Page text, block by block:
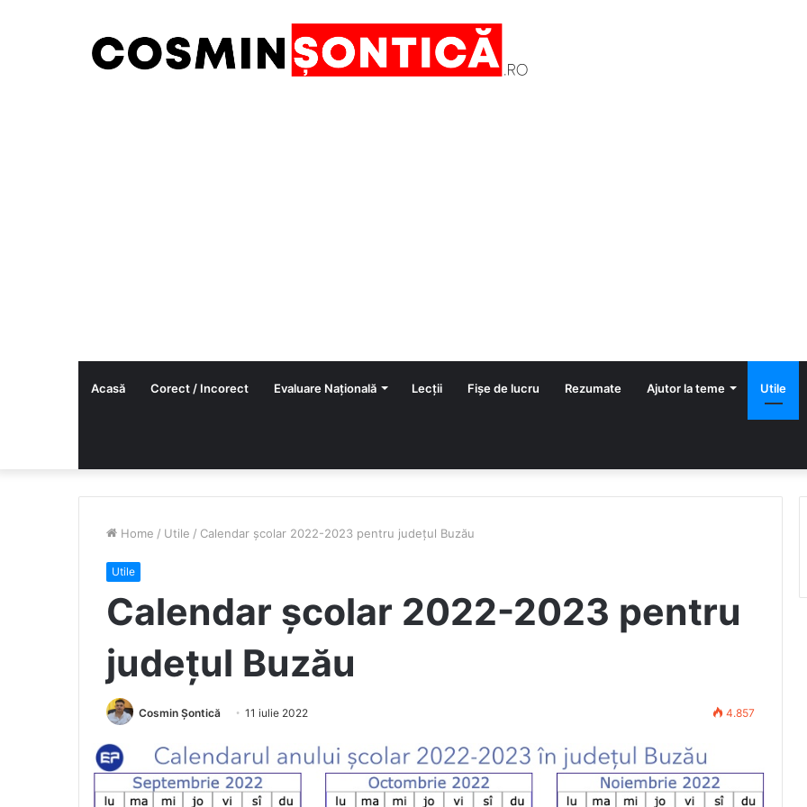
Acasă Corect / Incorect Evaluare Națională Lecții Fișe de lucru Rezumate Ajutor la teme Utile
Home / Utile / Calendar școlar 2022-2023 pentru județul Buzău
Utile
Calendar școlar 2022-2023 pentru
județul Buzău
Cosmin Șontică 11 iulie 2022 4.857